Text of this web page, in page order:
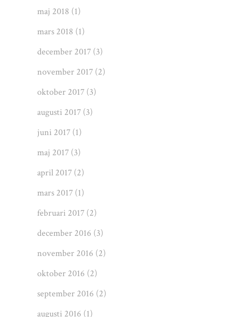
maj 2018 (1)
mars 2018 (1)
december 2017 (3)
november 2017 (2)
oktober 2017 (3)
augusti 2017 (3)
juni 2017 (1)
maj 2017 (3)
april 2017 (2)
mars 2017 (1)
februari 2017 (2)
december 2016 (3)
november 2016 (2)
oktober 2016 (2)
september 2016 (2)
augusti 2016 (1)